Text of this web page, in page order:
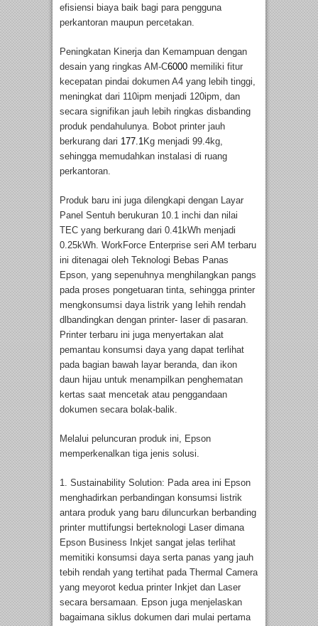
efisiensi biaya baik bagi para pengguna
perkantoran maupun percetakan.
Peningkatan Kinerja dan Kemampuan dengan
desain yang ringkas AM-C6000 memiliki fitur
kecepatan pindai dokumen A4 yang lebih tinggi,
meningkat dari 110ipm menjadi 120ipm, dan
secara signifikan jauh lebih ringkas disbanding
produk pendahulunya. Bobot printer jauh
berkurang dari 177.1Kg menjadi 99.4kg,
sehingga memudahkan instalasi di ruang
perkantoran.
Produk baru ini juga dilengkapi dengan Layar
Panel Sentuh berukuran 10.1 inchi dan nilai
TEC yang berkurang dari 0.41kWh menjadi
0.25kWh. WorkForce Enterprise seri AM terbaru
ini ditenagai oleh Teknologi Bebas Panas
Epson, yang sepenuhnya menghilangkan pangs
pada proses pongetuaran tinta, sehingga printer
mengkonsumsi daya listrik yang Iehih rendah
dlbandingkan dengan printer- laser di pasaran.
Printer terbaru ini juga menyertakan alat
pemantau konsumsi daya yang dapat terlihat
pada bagian bawah layar beranda, dan ikon
daun hijau untuk menampilkan penghematan
kertas saat mencetak atau penggandaan
dokumen secara bolak-balik.
Melalui peluncuran produk ini, Epson
memperkenalkan tiga jenis solusi.
1. Sustainability Solution: Pada area ini Epson
menghadirkan perbandingan konsumsi listrik
antara produk yang baru diluncurkan berbanding
printer muttifungsi berteknologi Laser dimana
Epson Business Inkjet sangat jelas terlihat
memitiki konsumsi daya serta panas yang jauh
tebih rendah yang tertihat pada Thermal Camera
yang meyorot kedua printer Inkjet dan Laser
secara bersamaan. Epson juga menjelaskan
bagaimana siklus dokumen dari mulai pertama